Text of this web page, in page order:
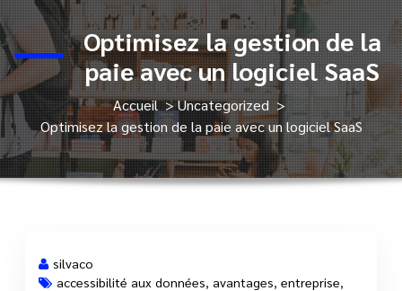
Optimisez la gestion de la
paie avec un logiciel SaaS
Accueil>Uncategorized>
Optimisez la gestion de la paie avec un logiciel SaaS
silvaco
accessibilité aux données avantages entreprise